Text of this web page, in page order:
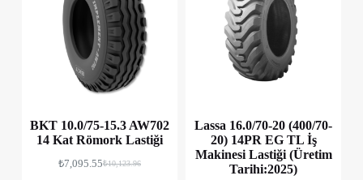
BKT 10.0/75-15.3 AW702
14 Kat Römork Lastiği
₺10,123.96
₺7,095.55
Lassa 16.0/70-20 (400/70-
20) 14PR EG TL İş
Makinesi Lastiği (Üretim
Tarihi:2025)